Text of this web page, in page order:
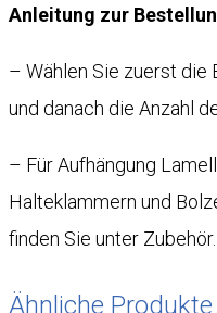
Anleitung zur
– Wählen Sie zuerst
und danach die Anzahl
– Für Aufhängung
Halteklammern und
finden Sie unter Zubehör.
Ähnliche Produkte